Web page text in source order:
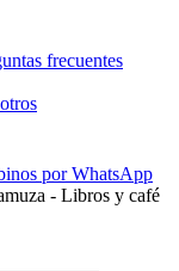
frecuentes
por WhatsApp
- Libros y café